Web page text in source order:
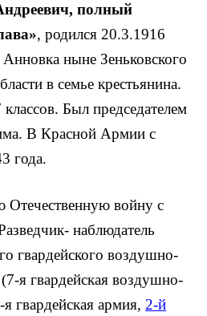
полный
, родился 20.3.1916
ныне Зеньковского
в семье крестьянина.
Был председателем
В Красной Армии с
года.
войну с
наблюдатель
гвардейского воздушно-
я гвардейская воздушно-
гвардейская армия, 2-й